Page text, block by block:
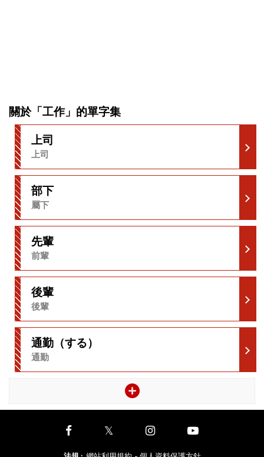
關於「工作」的單字集
上司
上司
部下
屬下
先輩
前輩
後輩
後輩
通勤（する）
通勤